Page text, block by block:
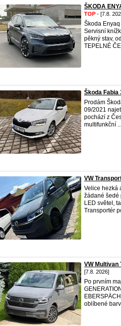
ŠKODA
TOP - [7.8.
Škoda
Servisní
pěkný stav,
TEPELNÉ
Škoda Fabia
Prodám
09/2021
pochází z
multifunkční
VW
Velice hezká
žádané šedé
LED světel,
Transportér
VW Multivan
[7.8. 2026]
Po prvním
oblíbené